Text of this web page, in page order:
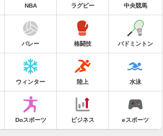
NBA ラグビー 中央競馬
バレー 格闘技 バドミントン
ウィンター 陸上 水泳
Doスポーツ ビジネス eスポーツ